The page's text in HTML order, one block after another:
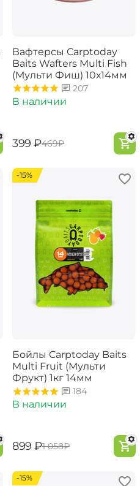
Вафтерсы Carptoday
Baits Wafters Multi Fish
(Мульти Фиш) 10х14мм
207
В наличии
‍399‍ ₽‍469‍₽
-15%
Бойлы Carptoday Baits
Multi Fruit (Мульти
Фрукт) 1кг 14мм
184
В наличии
‍899‍ ₽‍1 058‍₽
-15%